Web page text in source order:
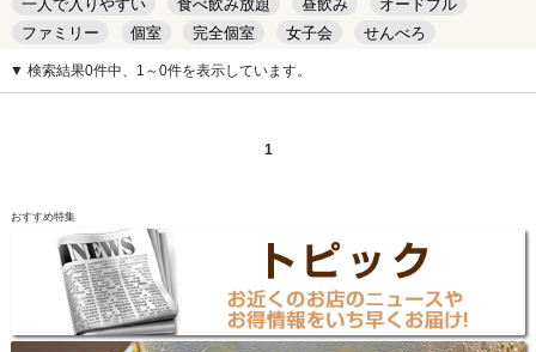
一人で入りやすい
食べ飲み放題 昼飲み
オードブル
ファミリー
個室 完全個室 女子会
せんべろ
キッズルーム
安い デート
▼ 検索結果0件中、1～0件を表示しています。
1
おすすめ特集